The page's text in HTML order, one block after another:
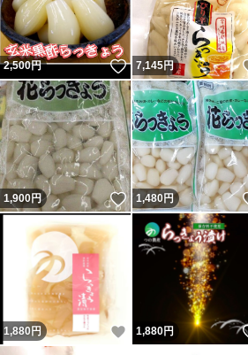
2,500円 いいね！
7,145円
1,900円 いいね！
1,480円
1,880円 いいね！
1,880円